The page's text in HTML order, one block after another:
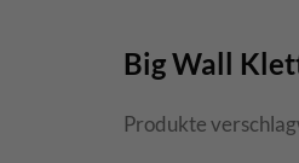
Big Wall
Produkte